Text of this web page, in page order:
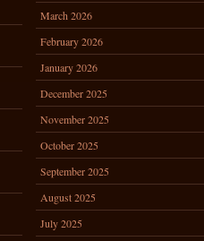
March 2026
February 2026
January 2026
December 2025
November 2025
October 2025
September 2025
August 2025
July 2025